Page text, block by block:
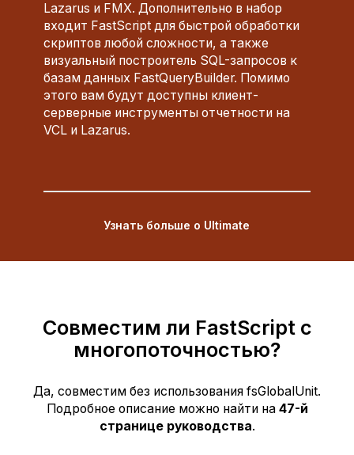
Lazarus и FMX. Дополнительно в набор
входит FastScript для быстрой обработки
скриптов любой сложности, а также
визуальный построитель SQL-запросов к
базам данных FastQueryBuilder. Помимо
этого вам будут доступны клиент-
серверные инструменты отчетности на
VCL и Lazarus.
Узнать больше о Ultimate
Совместим ли FastScript с
многопоточностью?
Да, совместим без использования fsGlobalUnit.
Подробное описание можно найти на 47-й
странице руководства.